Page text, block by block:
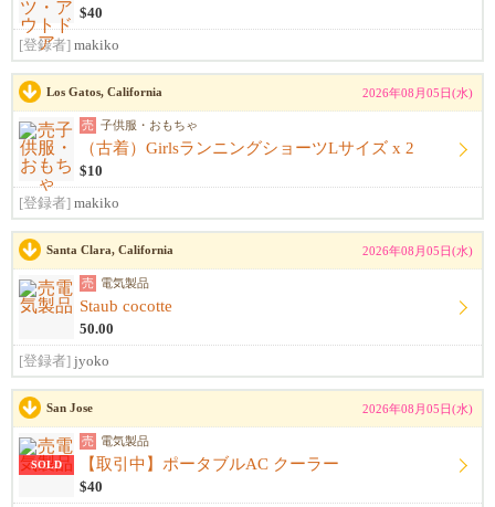
$40
[登録者] makiko
Los Gatos, California 2026年08月05日(水)
売 子供服・おもちゃ
（古着）GirlsランニングショーツLサイズ x 2
$10
[登録者] makiko
Santa Clara, California 2026年08月05日(水)
売 電気製品
Staub cocotte
50.00
[登録者] jyoko
San Jose 2026年08月05日(水)
SOLD
売 電気製品
【取引中】ポータブルAC クーラー
$40